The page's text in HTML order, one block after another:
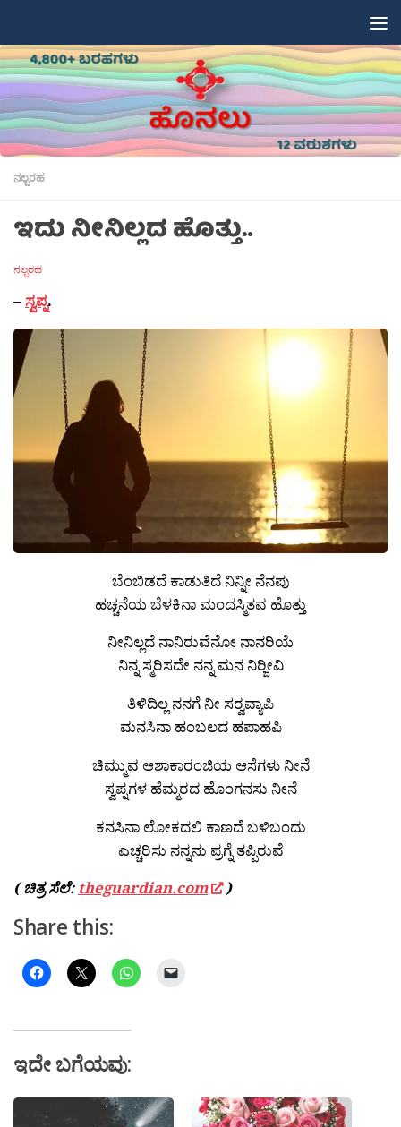
ನಲ್ಬರಹ
ಇದು ನೀನಿಲ್ಲದ ಹೊತ್ತು..
ನಲ್ಬರಹ
–ಸ್ವಪ್ನ.
ಬೆಂಬಿಡದೆ ಕಾಡುತಿದೆ ನಿನ್ನೀ ನೆನಪು
ಹಚ್ಚನೆಯ ಬೆಳಕಿನಾ ಮಂದಸ್ಮಿತವ ಹೊತ್ತು
ನೀನಿಲ್ಲದೆ ನಾನಿರುವೆನೋ ನಾನರಿಯೆ
ನಿನ್ನ ಸ್ಮರಿಸದೇ ನನ್ನ ಮನ ನಿರ‍್ಜೀವಿ
ತಿಳಿದಿಲ್ಲ ನನಗೆ ನೀ ಸರ‍್ವವ್ಯಾಪಿ
ಮನಸಿನಾ ಹಂಬಲದ ಹಪಾಹಪಿ
ಚಿಮ್ಮುವ ಆಶಾಕಾರಂಜಿಯ ಆಸೆಗಳು ನೀನೆ
ಸ್ವಪ್ನಗಳ ಹೆಮ್ಮರದ ಹೊಂಗನಸು ನೀನೆ
ಕನಸಿನಾ ಲೋಕದಲಿ ಕಾಣದೆ ಬಳಿಬಂದು
ಎಚ್ಚರಿಸು ನನ್ನನು ಪ್ರಗ್ನೆ ತಪ್ಪಿರುವೆ
( ಚಿತ್ರ ಸೆಲೆ: theguardian.com )
Share this:
ಇದೇ ಬಗೆಯವು: